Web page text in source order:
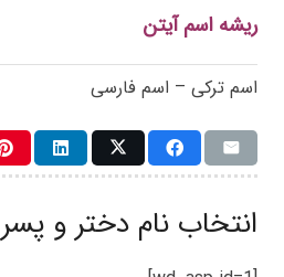
ریشه اسم آیتن
اسم ترکی – اسم فارسی
انتخاب نام دختر و پسر